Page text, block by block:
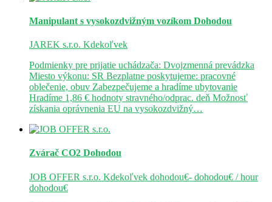
Manipulant s vysokozdvižným vozíkom Dohodou
JAREK s.r.o. Kdekoľvek
Podmienky pre prijatie uchádzača: Dvojzmenná prevádzka
Miesto výkonu: SR Bezplatne poskytujeme: pracovné
oblečenie, obuv Zabezpečujeme a hradíme ubytovanie
Hradíme 1,86 € hodnoty stravného/odprac. deň Možnosť
získania oprávnenia EU na vysokozdvižný…
Zvárač CO2 Dohodou
JOB OFFER s.r.o. Kdekoľvek dohodou€- dohodou€ / hour
dohodou€